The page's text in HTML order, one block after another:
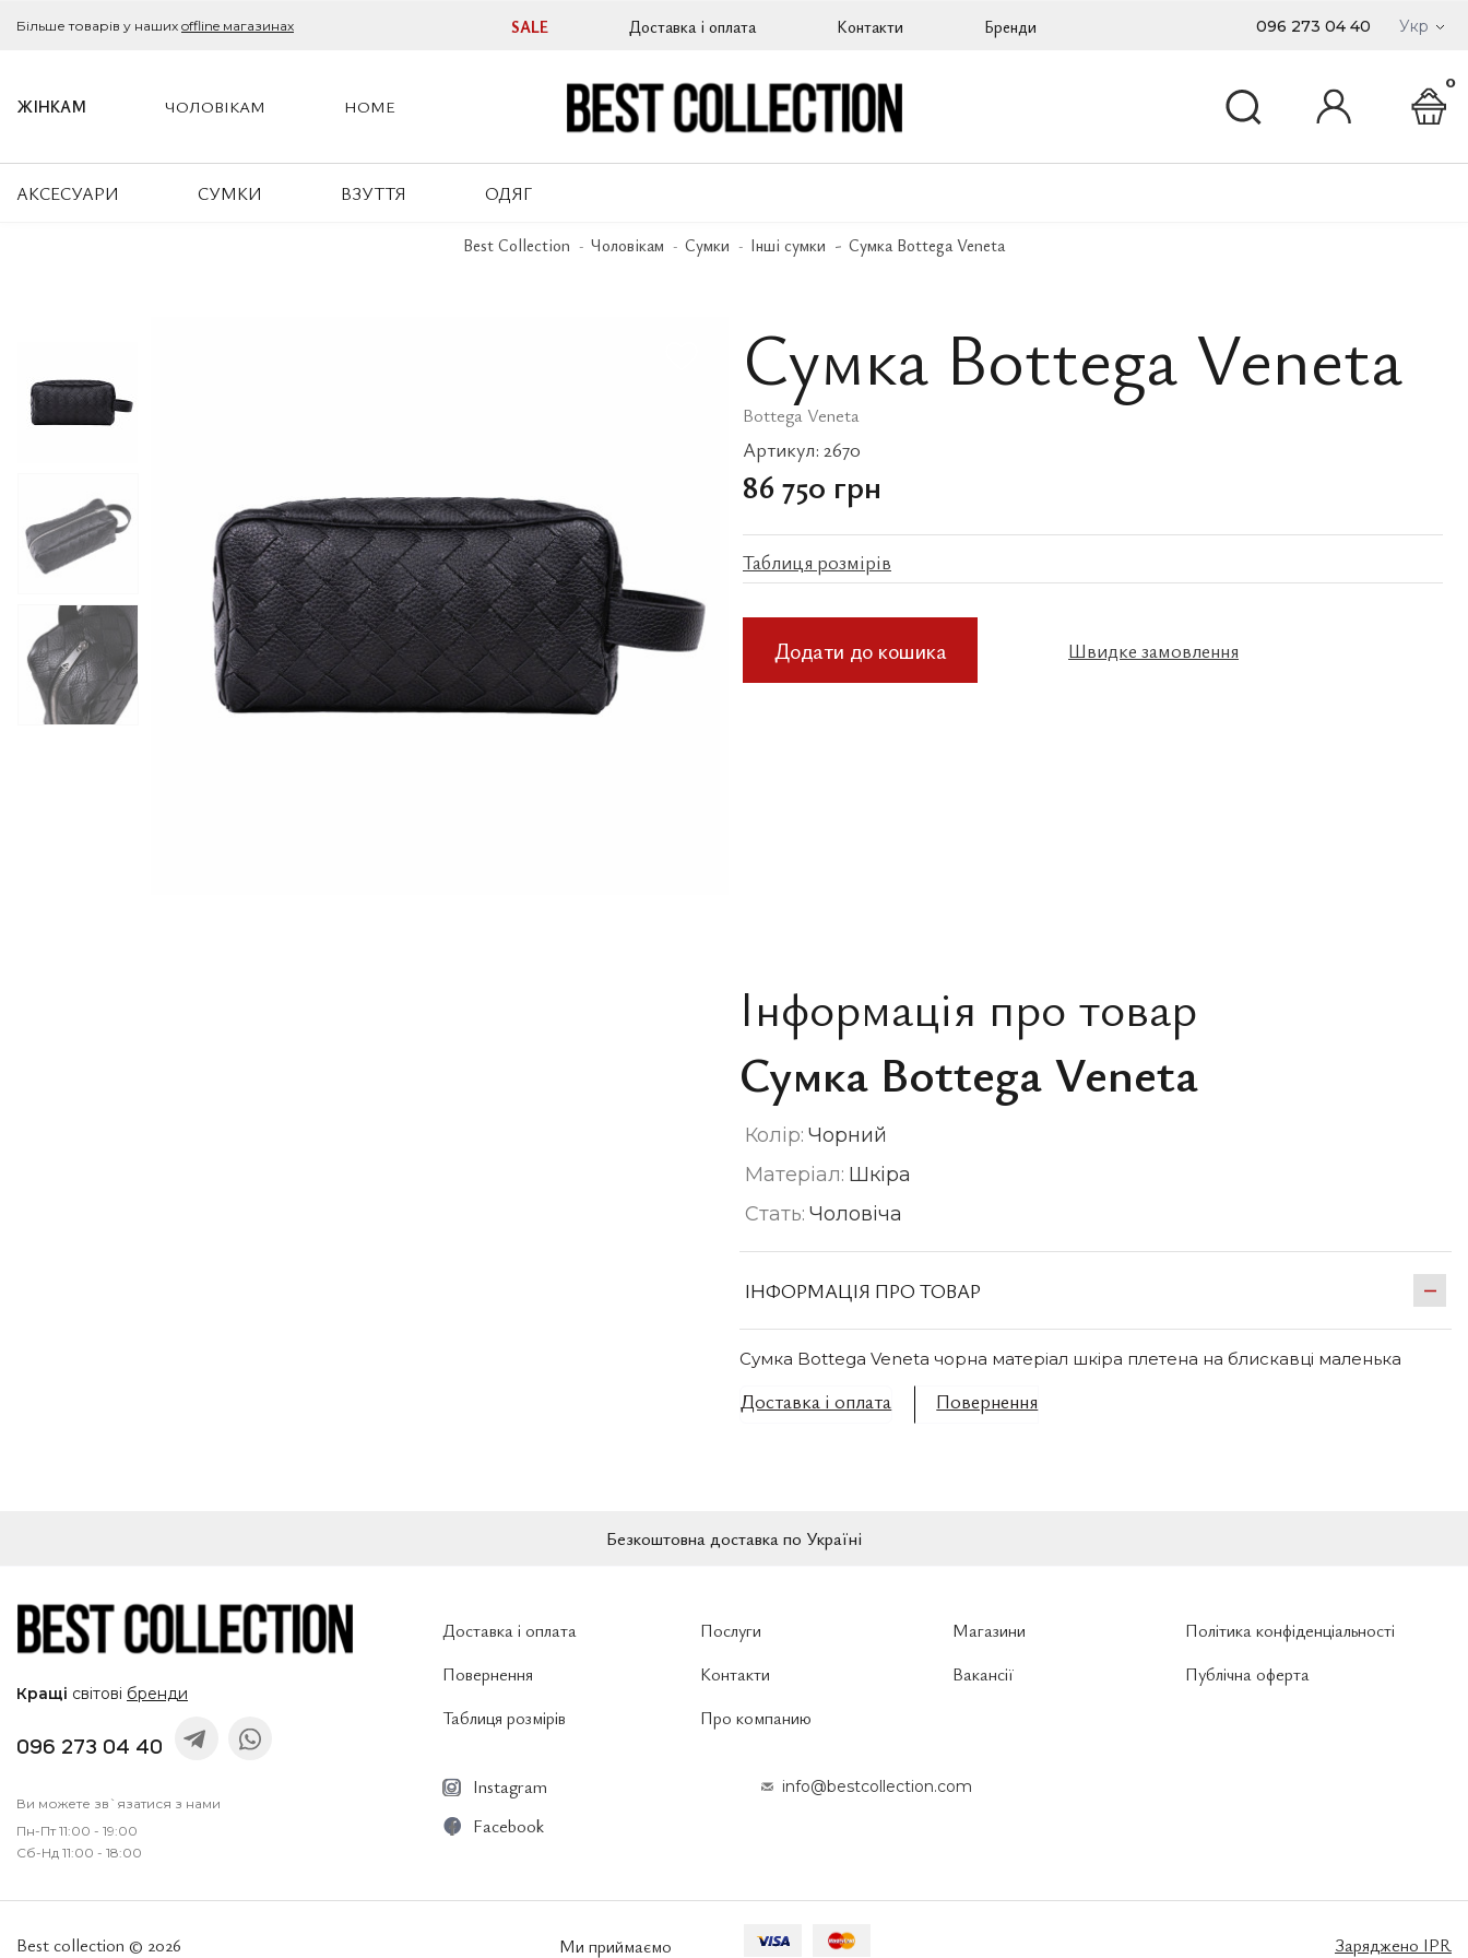
Більше товарів у наших offline магазинах SALE Доставка і оплата Контакти Бренди 096 273 04 40 Укр
ЖІНКАМ
АКСЕСУАРИ СУМКИ ВЗУТТЯ ОДЯГ
ЧОЛОВІКАМ HOME
0
Best Collection Чоловікам Сумки Інші сумки Сумка Bottega Veneta
Сумка Bottega Veneta
Bottega Veneta
Артикул: 2670
86 750 грн
Таблиця розмірів
Додати до кошика Швидке замовлення
Інформація про товар
Сумка Bottega Veneta
Колір: Чорний
Матеріал: Шкіра
Стать: Чоловіча
ІНФОРМАЦІЯ ПРО ТОВАР
Сумка Bottega Veneta чорна матеріал шкіра плетена на блискавці маленька
Доставка і оплата Повернення
Безкоштовна доставка по Україні
Кращі світові бренди
096 273 04 40
Ви можете зв`язатися з нами
Пн-Пт 11:00 - 19:00
Сб-Нд 11:00 - 18:00
Доставка і оплата
Повернення
Таблиця розмірів
Послуги
Контакти
Про компанию
Магазини
Вакансії
Політика конфіденціальності
Публічна оферта
Instagram
Facebook
info@bestcollection.com
Best collection © 2026 Ми приймаємо Заряджено IPR